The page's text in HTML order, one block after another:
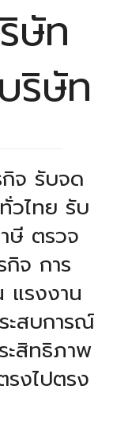
ษัท
ริษัท
กิจ รับจด
วไทย รับ
ษี ตรวจ
จ การ
แรงงาน
สบการณ์
ะสิทธิภาพ
รงไปตรง